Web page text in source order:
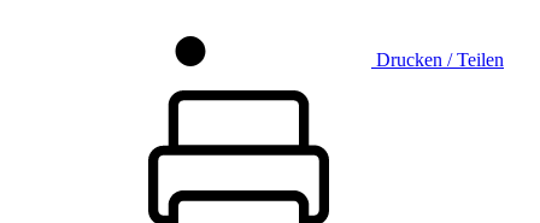
Drucken / Teilen